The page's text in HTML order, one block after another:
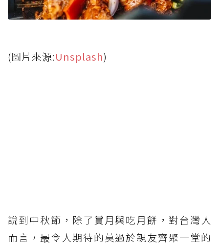
(圖片來源:Unsplash)
說到中秋節，除了賞月與吃月餅，對台灣人
而言，最令人期待的莫過於親友齊聚一堂的